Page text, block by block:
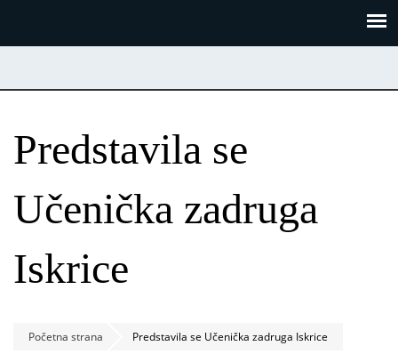
Predstavila se
Učenička zadruga
Iskrice
Početna strana Predstavila se Učenička zadruga Iskrice